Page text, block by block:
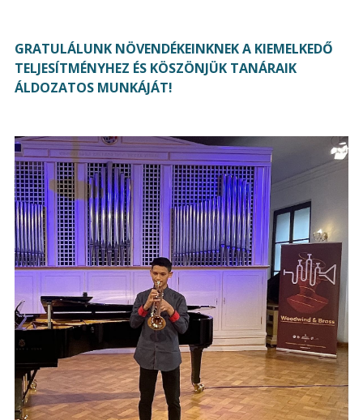
GRATULÁLUNK NÖVENDÉKEINKNEK A KIEMELKEDŐ
TELJESÍTMÉNYHEZ ÉS KÖSZÖNJÜK TANÁRAIK
ÁLDOZATOS MUNKÁJÁT!